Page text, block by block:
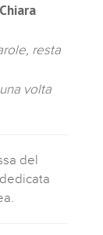
Chiara
resta
volta
del